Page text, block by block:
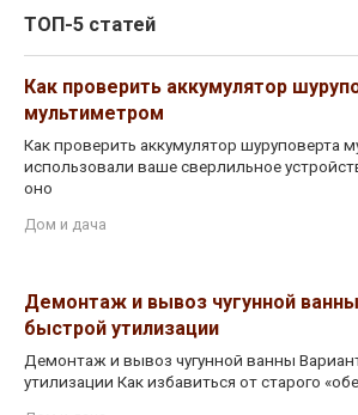
ТОП-5 статей
Как проверить аккумулятор
мультиметром
Как проверить аккумулятор шуруповерта
использовали ваше сверлильное
оно
Дом и дача
Демонтаж и вывоз чугунной
быстрой утилизации
Демонтаж и вывоз чугунной ванны
утилизации Как избавиться от старого